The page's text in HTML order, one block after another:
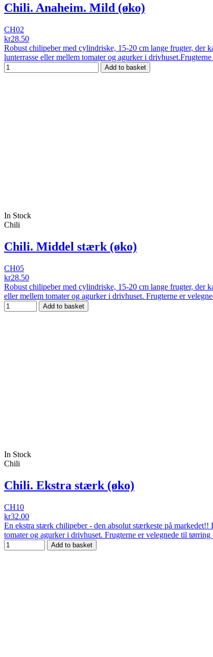
Chili. Anaheim. Mild (øko)
CH02
kr28.50
Robust chilipeber med cylindriske, 15-20 cm lange frugter, der
lunterrasse eller mellem tomater og agurker i
Add to basket
In Stock
Chili
Chili. Middel stærk (øko)
CH05
kr28.50
Robust chilipeber med cylindriske, 15-20 cm lange frugter, der
eller mellem tomater og agurker i drivhuset. Frugterne er
Add to basket
In Stock
Chili
Chili. Ekstra stærk (øko)
CH10
kr32.00
En ekstra stærk chilipeber - den absolut stærkeste på
tomater og agurker i drivhuset. Frugterne er velegnede til
Add to basket